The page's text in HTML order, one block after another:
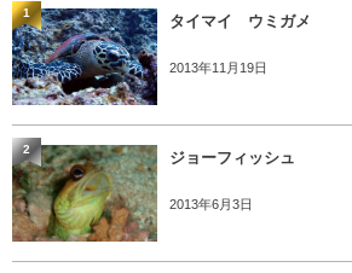
タイマイ ウミガメ
2013年11月19日
1
ジョーフィッシュ
2013年6月3日
2